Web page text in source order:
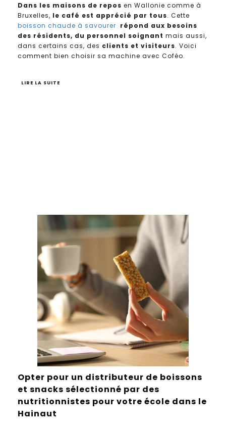
Dans les maisons de repos en Wallonie comme à
Bruxelles, le café est apprécié par tous. Cette
boisson chaude à savourer répond aux besoins
des résidents, du personnel soignant mais aussi,
dans certains cas, des clients et visiteurs. Voici
comment bien choisir sa machine avec Coféo.
LIRE LA SUITE
Opter pour un distributeur de boissons
et snacks sélectionné par des
nutritionnistes pour votre école dans le
Hainaut